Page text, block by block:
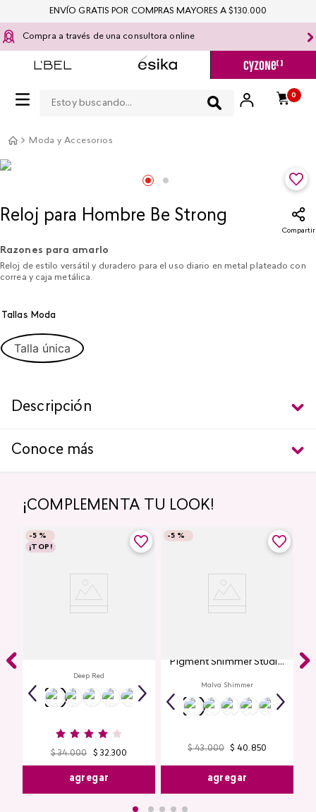
Compra a través de una consultora online
0
ENVÍO GRATIS POR COMPRAS MAYORES A $130.000
Moda y Accesorios
Reloj para Hombre Be Strong
Compartir
Razones para amarlo
Reloj de estilo versátil y duradero para el uso diario en metal plateado con
correa y caja metálica.
Tallas Moda
Talla única
Descripción
Conoce más
¡COMPLEMENTA TU LOOK!
-5 %
¡TOP!
Deep Red
$ 34.000 $ 32.300
agregar
-5 %
Pigment Shimmer Studio
Malva Shimmer
$ 43.000 $ 40. 850
agregar